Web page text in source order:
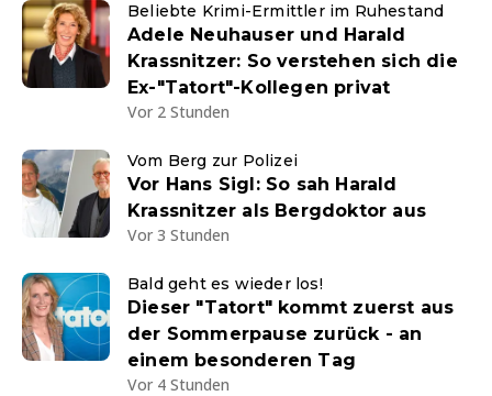
Beliebte Krimi-Ermittler im Ruhestand
Adele Neuhauser und Harald
Krassnitzer: So verstehen sich die
Ex-"Tatort"-Kollegen privat
Vor 2 Stunden
Vom Berg zur Polizei
Vor Hans Sigl: So sah Harald
Krassnitzer als Bergdoktor aus
Vor 3 Stunden
Bald geht es wieder los!
Dieser "Tatort" kommt zuerst aus
der Sommerpause zurück - an
einem besonderen Tag
Vor 4 Stunden